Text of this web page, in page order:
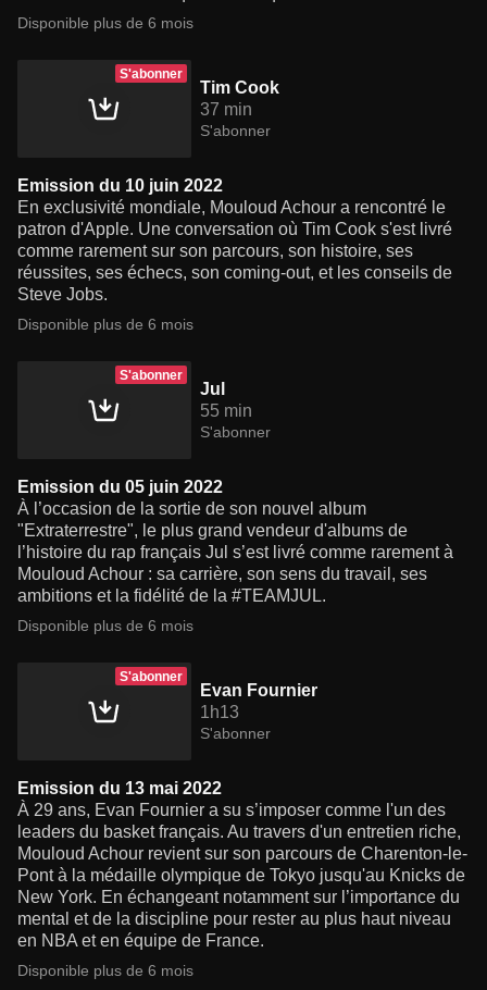
Disponible plus de 6 mois
S'abonner
Tim Cook
37 min
S'abonner
Emission du 10 juin 2022
En exclusivité mondiale, Mouloud Achour a rencontré le
patron d'Apple. Une conversation où Tim Cook s'est livré
comme rarement sur son parcours, son histoire, ses
réussites, ses échecs, son coming-out, et les conseils de
Steve Jobs.
Disponible plus de 6 mois
S'abonner
Jul
55 min
S'abonner
Emission du 05 juin 2022
À l’occasion de la sortie de son nouvel album
"Extraterrestre", le plus grand vendeur d'albums de
l’histoire du rap français Jul s’est livré comme rarement à
Mouloud Achour : sa carrière, son sens du travail, ses
ambitions et la fidélité de la #TEAMJUL.
Disponible plus de 6 mois
S'abonner
Evan Fournier
1h13
S'abonner
Emission du 13 mai 2022
À 29 ans, Evan Fournier a su s’imposer comme l'un des
leaders du basket français. Au travers d'un entretien riche,
Mouloud Achour revient sur son parcours de Charenton-le-
Pont à la médaille olympique de Tokyo jusqu'au Knicks de
New York. En échangeant notamment sur l’importance du
mental et de la discipline pour rester au plus haut niveau
en NBA et en équipe de France.
Disponible plus de 6 mois